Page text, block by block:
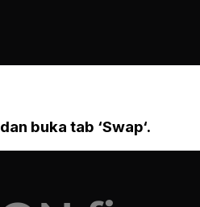
dan buka tab ‘Swap‘.